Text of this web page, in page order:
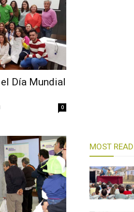
Día Mundial
0
MOST READ